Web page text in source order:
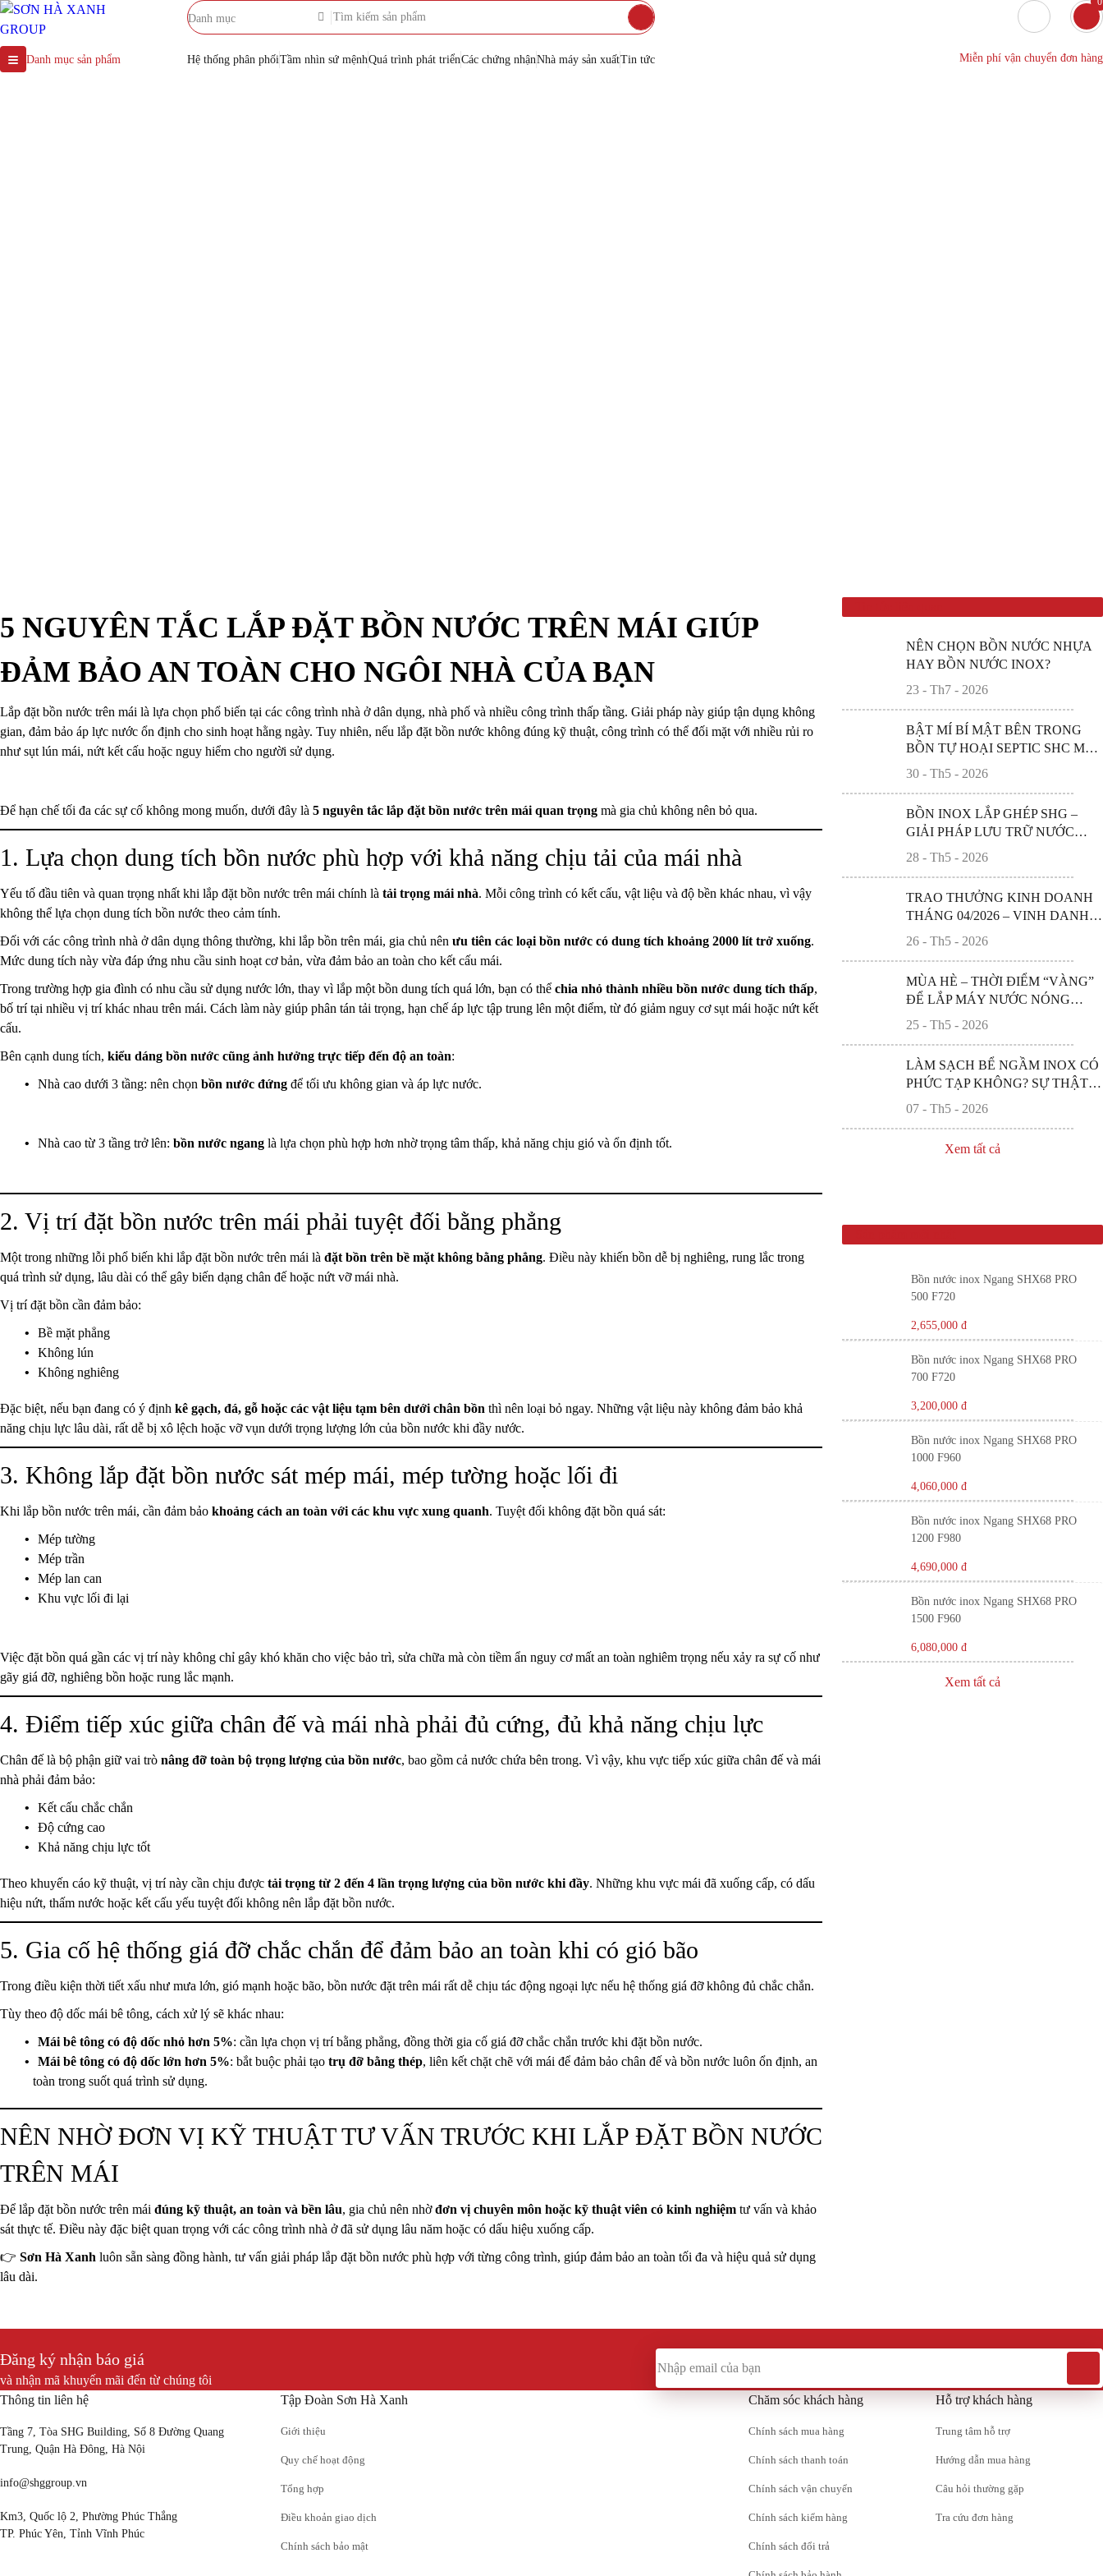
Danh mục sản phẩm
Danh mục
Hệ thống phân phốiTầm nhìn sứ mệnhQuá trình phát triểnCác chứng nhậnNhà máy sản xuấtTin tức Miễn phí vận chuyển đơn hàng
5 NGUYÊN TẮC LẮP ĐẶT BỒN NƯỚC TRÊN MÁI GIÚP
ĐẢM BẢO AN TOÀN CHO NGÔI NHÀ CỦA BẠN
Lắp đặt bồn nước trên mái là lựa chọn phổ biến tại các công trình nhà ở dân dụng, nhà phố và nhiều công trình thấp tầng. Giải pháp này giúp tận dụng không
gian, đảm bảo áp lực nước ổn định cho sinh hoạt hằng ngày. Tuy nhiên, nếu lắp đặt bồn nước không đúng kỹ thuật, công trình có thể đối mặt với nhiều rủi ro
như sụt lún mái, nứt kết cấu hoặc nguy hiểm cho người sử dụng.
Để hạn chế tối đa các sự cố không mong muốn, dưới đây là 5 nguyên tắc lắp đặt bồn nước trên mái quan trọng mà gia chủ không nên bỏ qua.
1. Lựa chọn dung tích bồn nước phù hợp với khả năng chịu tải của mái nhà
Yếu tố đầu tiên và quan trọng nhất khi lắp đặt bồn nước trên mái chính là tải trọng mái nhà. Mỗi công trình có kết cấu, vật liệu và độ bền khác nhau, vì vậy
không thể lựa chọn dung tích bồn nước theo cảm tính.
Đối với các công trình nhà ở dân dụng thông thường, khi lắp bồn trên mái, gia chủ nên ưu tiên các loại bồn nước có dung tích khoảng 2000 lít trở xuống.
Mức dung tích này vừa đáp ứng nhu cầu sinh hoạt cơ bản, vừa đảm bảo an toàn cho kết cấu mái.
Trong trường hợp gia đình có nhu cầu sử dụng nước lớn, thay vì lắp một bồn dung tích quá lớn, bạn có thể chia nhỏ thành nhiều bồn nước dung tích thấp,
bố trí tại nhiều vị trí khác nhau trên mái. Cách làm này giúp phân tán tải trọng, hạn chế áp lực tập trung lên một điểm, từ đó giảm nguy cơ sụt mái hoặc nứt kết
cấu.
Bên cạnh dung tích, kiểu dáng bồn nước cũng ảnh hưởng trực tiếp đến độ an toàn:
Nhà cao dưới 3 tầng: nên chọn bồn nước đứng để tối ưu không gian và áp lực nước.
Nhà cao từ 3 tầng trở lên: bồn nước ngang là lựa chọn phù hợp hơn nhờ trọng tâm thấp, khả năng chịu gió và ổn định tốt.
2. Vị trí đặt bồn nước trên mái phải tuyệt đối bằng phẳng
Một trong những lỗi phổ biến khi lắp đặt bồn nước trên mái là đặt bồn trên bề mặt không bằng phẳng. Điều này khiến bồn dễ bị nghiêng, rung lắc trong
quá trình sử dụng, lâu dài có thể gây biến dạng chân đế hoặc nứt vỡ mái nhà.
Vị trí đặt bồn cần đảm bảo:
Bề mặt phẳng
Không lún
Không nghiêng
Đặc biệt, nếu bạn đang có ý định kê gạch, đá, gỗ hoặc các vật liệu tạm bên dưới chân bồn thì nên loại bỏ ngay. Những vật liệu này không đảm bảo khả
năng chịu lực lâu dài, rất dễ bị xô lệch hoặc vỡ vụn dưới trọng lượng lớn của bồn nước khi đầy nước.
3. Không lắp đặt bồn nước sát mép mái, mép tường hoặc lối đi
Khi lắp bồn nước trên mái, cần đảm bảo khoảng cách an toàn với các khu vực xung quanh. Tuyệt đối không đặt bồn quá sát:
Mép tường
Mép trần
Mép lan can
Khu vực lối đi lại
Việc đặt bồn quá gần các vị trí này không chỉ gây khó khăn cho việc bảo trì, sửa chữa mà còn tiềm ẩn nguy cơ mất an toàn nghiêm trọng nếu xảy ra sự cố như
gãy giá đỡ, nghiêng bồn hoặc rung lắc mạnh.
4. Điểm tiếp xúc giữa chân đế và mái nhà phải đủ cứng, đủ khả năng chịu lực
Chân đế là bộ phận giữ vai trò nâng đỡ toàn bộ trọng lượng của bồn nước, bao gồm cả nước chứa bên trong. Vì vậy, khu vực tiếp xúc giữa chân đế và mái
nhà phải đảm bảo:
Kết cấu chắc chắn
Độ cứng cao
Khả năng chịu lực tốt
Theo khuyến cáo kỹ thuật, vị trí này cần chịu được tải trọng từ 2 đến 4 lần trọng lượng của bồn nước khi đầy. Những khu vực mái đã xuống cấp, có dấu
hiệu nứt, thấm nước hoặc kết cấu yếu tuyệt đối không nên lắp đặt bồn nước.
5. Gia cố hệ thống giá đỡ chắc chắn để đảm bảo an toàn khi có gió bão
Trong điều kiện thời tiết xấu như mưa lớn, gió mạnh hoặc bão, bồn nước đặt trên mái rất dễ chịu tác động ngoại lực nếu hệ thống giá đỡ không đủ chắc chắn.
Tùy theo độ dốc mái bê tông, cách xử lý sẽ khác nhau:
Mái bê tông có độ dốc nhỏ hơn 5%: cần lựa chọn vị trí bằng phẳng, đồng thời gia cố giá đỡ chắc chắn trước khi đặt bồn nước.
Mái bê tông có độ dốc lớn hơn 5%: bắt buộc phải tạo trụ đỡ bằng thép, liên kết chặt chẽ với mái để đảm bảo chân đế và bồn nước luôn ổn định, an
toàn trong suốt quá trình sử dụng.
NÊN NHỜ ĐƠN VỊ KỸ THUẬT TƯ VẤN TRƯỚC KHI LẮP ĐẶT BỒN NƯỚC
TRÊN MÁI
Để lắp đặt bồn nước trên mái đúng kỹ thuật, an toàn và bền lâu, gia chủ nên nhờđơn vị chuyên môn hoặc kỹ thuật viên có kinh nghiệm tư vấn và khảo
sát thực tế. Điều này đặc biệt quan trọng với các công trình nhà ở đã sử dụng lâu năm hoặc có dấu hiệu xuống cấp.
👉 Sơn Hà Xanh luôn sẵn sàng đồng hành, tư vấn giải pháp lắp đặt bồn nước phù hợp với từng công trình, giúp đảm bảo an toàn tối đa và hiệu quả sử dụng
lâu dài.
NÊN CHỌN BỒN NƯỚC NHỰA
HAY BỒN NƯỚC INOX?
23 - Th7 - 2026
BẬT MÍ BÍ MẬT BÊN TRONG
BỒN TỰ HOẠI SEPTIC SHC MÀ
KHÔNG PHẢI AI CŨNG BIẾT
30 - Th5 - 2026
BỒN INOX LẮP GHÉP SHG –
GIẢI PHÁP LƯU TRỮ NƯỚC
QUY MÔ LỚN CHO CÔNG
28 - Th5 - 2026
TRAO THƯỞNG KINH DOANH
THÁNG 04/2026 – VINH DANH
NHỮNG NỖ LỰC BỨT PHÁ CỦA
26 - Th5 - 2026
MÙA HÈ – THỜI ĐIỂM “VÀNG”
ĐỂ LẮP MÁY NƯỚC NÓNG
NĂNG LƯỢNG MẶT TRỜI?
25 - Th5 - 2026
LÀM SẠCH BỂ NGẦM INOX CÓ
PHỨC TẠP KHÔNG? SỰ THẬT
BẠN NÊN BIẾT
07 - Th5 - 2026
Xem tất cả
Bồn nước inox Ngang SHX68 PRO
500 F720
2,655,000 đ
Bồn nước inox Ngang SHX68 PRO
700 F720
3,200,000 đ
Bồn nước inox Ngang SHX68 PRO
1000 F960
4,060,000 đ
Bồn nước inox Ngang SHX68 PRO
1200 F980
4,690,000 đ
Bồn nước inox Ngang SHX68 PRO
1500 F960
6,080,000 đ
Xem tất cả
Đăng ký nhận báo giá
và nhận mã khuyến mãi đến từ chúng tôi
Thông tin liên hệ
Tầng 7, Tòa SHG Building, Số 8 Đường Quang
Trung, Quận Hà Đông, Hà Nội
info@shggroup.vn
Km3, Quốc lộ 2, Phường Phúc Thắng
TP. Phúc Yên, Tỉnh Vĩnh Phúc
Tập Đoàn Sơn Hà Xanh
Giới thiệu
Quy chế hoạt động
Tổng hợp
Điều khoản giao dịch
Chính sách bảo mật
Chăm sóc khách hàng
Chính sách mua hàng
Chính sách thanh toán
Chính sách vận chuyển
Chính sách kiểm hàng
Chính sách đổi trả
Hỗ trợ khách hàng
Trung tâm hỗ trợ
Hướng dẫn mua hàng
Câu hỏi thường gặp
Tra cứu đơn hàng